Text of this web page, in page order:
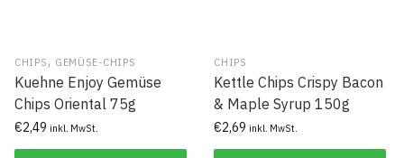
CHIPS, GEMÜSE-CHIPS
Kuehne Enjoy Gemüse
Chips Oriental 75g
€2,49 inkl. MwSt.
CHIPS
Kettle Chips Crispy Bacon
& Maple Syrup 150g
€2,69 inkl. MwSt.